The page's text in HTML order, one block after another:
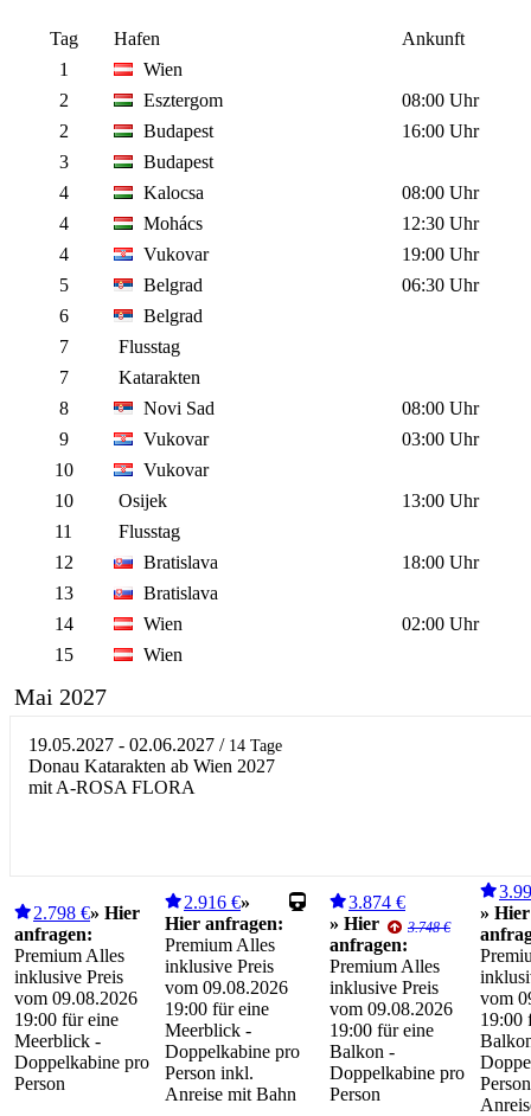
Tag Hafen
Ankunft
1
Wien
2
Esztergom
08:00 Uhr
2
Budapest
16:00 Uhr
3
Budapest
4
Kalocsa
08:00 Uhr
4
Mohács
12:30 Uhr
4
Vukovar
19:00 Uhr
5
Belgrad
06:30 Uhr
6
Belgrad
7
Flusstag
7
Katarakten
8
Novi Sad
08:00 Uhr
9
Vukovar
03:00 Uhr
10
Vukovar
10
Osijek
13:00 Uhr
11
Flusstag
12
Bratislava
18:00 Uhr
13
Bratislava
14
Wien
02:00 Uhr
15
Wien
Mai 2027
19.05.2027 - 02.06.2027 / 14 Tage
Donau Katarakten ab Wien 2027
mit A-ROSA FLORA
2.798 €» Hier
anfragen:
Premium Alles
inklusive Preis
vom 09.08.2026
19:00 für eine
Meerblick -
Doppelkabine pro
Person
2.916 €»
Hier anfragen:
Premium Alles
inklusive Preis
vom 09.08.2026
19:00 für eine
Meerblick -
Doppelkabine pro
Person inkl.
Anreise mit Bahn
3.874 €
3.748 €
» Hier
anfragen:
Premium Alles
inklusive Preis
vom 09.08.2026
19:00 für eine
Balkon -
Doppelkabine pro
Person
» Hier
vom
19:00